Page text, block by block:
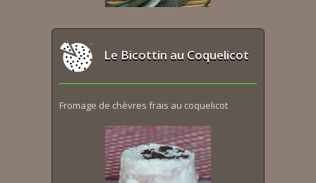
Le Bicottin au Coquelicot
Fromage de chèvres frais au coquelicot